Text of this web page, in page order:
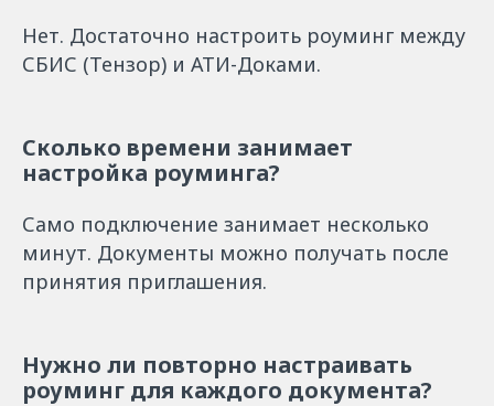
Нет. Достаточно настроить роуминг между
СБИС (Тензор) и АТИ-Доками.
Сколько времени занимает
настройка роуминга?
Само подключение занимает несколько
минут. Документы можно получать после
принятия приглашения.
Нужно ли повторно настраивать
роуминг для каждого документа?